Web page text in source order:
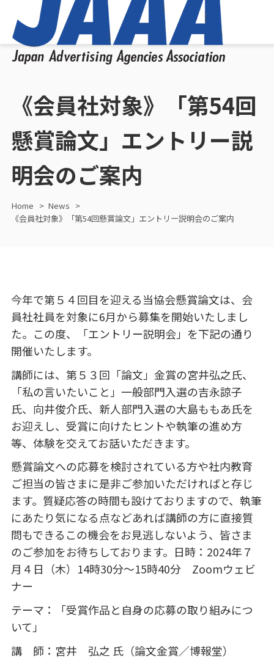
《会員社対象》「第54回
懸賞論文」エントリー説
明会のご案内
Home
News
《会員社対象》「第54回懸賞論文」エントリー説明会のご案内
今年で第５４回目を迎える当協会懸賞論文は、会
員社社員を対象に6月から募集を開始いたしまし
た。この度、「エントリー説明会」を下記の通り
開催いたします。
講師には、第５３回「論文」金賞の宮井弘之氏、
「私の言いたいこと」一般部門入選の吉永諒子
氏、向井俊介氏、新人部門入選の大島ももあ氏を
お迎えし、受賞に向けたヒントや執筆の進め方
等、体験を交えてお話いただきます。
懸賞論文への応募を検討されている方や社内教育
ご担当の皆さまに是非ご参加いただければと存じ
ます。質疑応答の時間も設けておりますので、執筆
にあたり気になる点などあれば講師の方に直接質
問もできるこの機会をお見逃しないよう、皆さま
のご参加をお待ちしております。日時：2024年７
月４日（木）14時30分～15時40分 Zoomウェビ
ナー
テーマ：「受賞作品と自身の応募の取り組みにつ
いて」
講 師：宮井 弘之 氏（論文金賞／博報堂）